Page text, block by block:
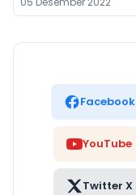
Facebook
YouTube
Twitter X